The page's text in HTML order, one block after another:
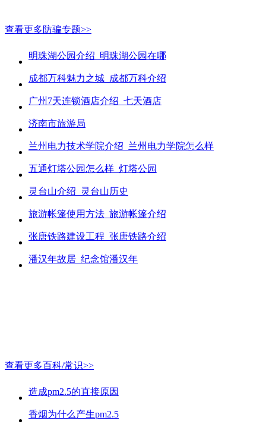
查看更多防骗专题>>
明珠湖公园介绍_明珠湖公园在哪
成都万科魅力之城_成都万科介绍
广州7天连锁酒店介绍_七天酒店
济南市旅游局
兰州电力技术学院介绍_兰州电力学院怎么样
五通灯塔公园怎么样_灯塔公园
灵台山介绍_灵台山历史
旅游帐篷使用方法_旅游帐篷介绍
张唐铁路建设工程_张唐铁路介绍
潘汉年故居_纪念馆潘汉年
查看更多百科/常识>>
造成pm2.5的直接原因
香烟为什么产生pm2.5